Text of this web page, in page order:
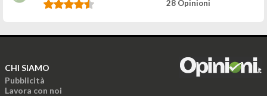
28 Opinioni
CHI SIAMO
Pubblicità
Lavora con noi